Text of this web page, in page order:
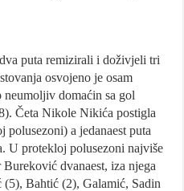
puta remizirali i doživjeli tri
osvojeno je osam
domaćin sa gol
Četa Nikole Nikića postigla
polusezoni) a jedanaest puta
U protekloj polusezoni najviše
dvanaest, iza njega
Bahtić (2), Galamić, Sadin